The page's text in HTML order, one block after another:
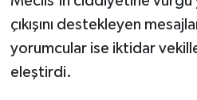
çıkışını destekleyen
yorumcular ise iktidar
eleştirdi.